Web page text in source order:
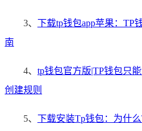
3、 下载tp钱包app苹果：TP
南
4、 tp钱包官方版|TP钱包只
创建规则
5、 下载安装Tp钱包：为什